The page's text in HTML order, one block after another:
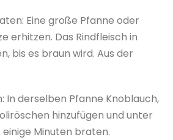
Eine große Pfanne oder
erhitzen. Das Rindfleisch in
bis es braun wird. Aus der
In derselben Pfanne Knoblauch,
hinzufügen und unter
Minuten braten.